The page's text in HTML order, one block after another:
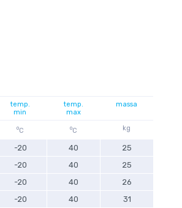
temp.
min
temp.
max
massa
oC oC kg
-20 40
25
-20 40
25
-20 40
26
-20 40
31